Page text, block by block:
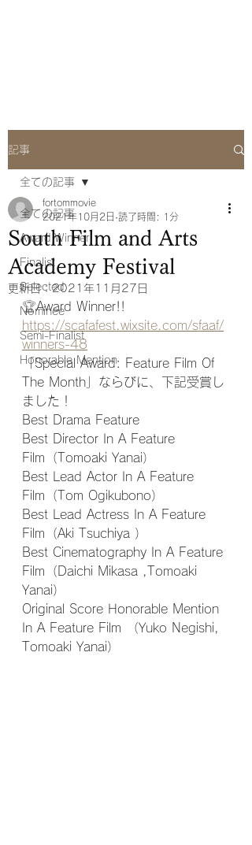
記事
全ての記事
Award Winner
Finalist
Selected
Nominee
Semi-Finalist
Honorable Mention
全ての記事
South Film and Arts
Academy Festival
fortommovie
2021年10月2日 読了時間: 1分
更新日：2021年11月27日
🏆Award Winner!!
https://scafafest.wixsite.com/sfaaf/
winners-48
「Special Award: Feature Film Of
The Month」ならびに、下記受賞し
ました！
Best Drama Feature
Best Director In A Feature
Film（Tomoaki Yanai）
Best Lead Actor In A Feature
Film（Tom Ogikubono）
Best Lead Actress In A Feature
Film（Aki Tsuchiya ）
Best Cinematography In A Feature
Film（Daichi Mikasa ,Tomoaki
Yanai）
Original Score Honorable Mention
In A Feature Film （Yuko Negishi,
Tomoaki Yanai）